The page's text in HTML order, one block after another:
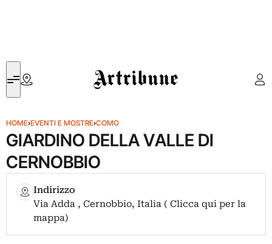
Artribune
HOME›EVENTI E MOSTRE›COMO
GIARDINO DELLA VALLE DI
CERNOBBIO
Indirizzo
Via Adda , Cernobbio, Italia ( Clicca qui per la
mappa)